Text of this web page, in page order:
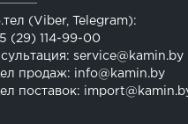
(Viber, Telegram):
(29) 114-99-00
service@kamin.by
продаж: info@kamin.by
поставок: